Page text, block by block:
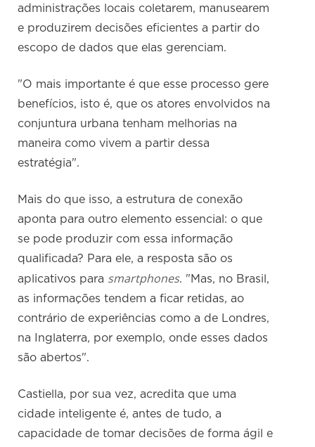
administrações locais coletarem, manusearem
e produzirem decisões eficientes a partir do
escopo de dados que elas gerenciam.
"O mais importante é que esse processo gere
benefícios, isto é, que os atores envolvidos na
conjuntura urbana tenham melhorias na
maneira como vivem a partir dessa
estratégia".
Mais do que isso, a estrutura de conexão
aponta para outro elemento essencial: o que
se pode produzir com essa informação
qualificada? Para ele, a resposta são os
aplicativos para smartphones. "Mas, no Brasil,
as informações tendem a ficar retidas, ao
contrário de experiências como a de Londres,
na Inglaterra, por exemplo, onde esses dados
são abertos".
Castiella, por sua vez, acredita que uma
cidade inteligente é, antes de tudo, a
capacidade de tomar decisões de forma ágil e